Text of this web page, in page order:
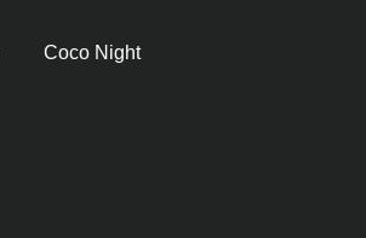
Coco Night